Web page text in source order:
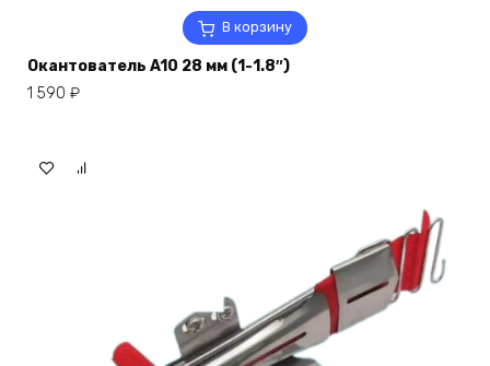
В корзину
Окантователь A10 28 мм (1-1.8″)
1 590 ₽